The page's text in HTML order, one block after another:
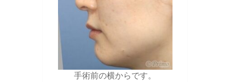
手術前の横からです。